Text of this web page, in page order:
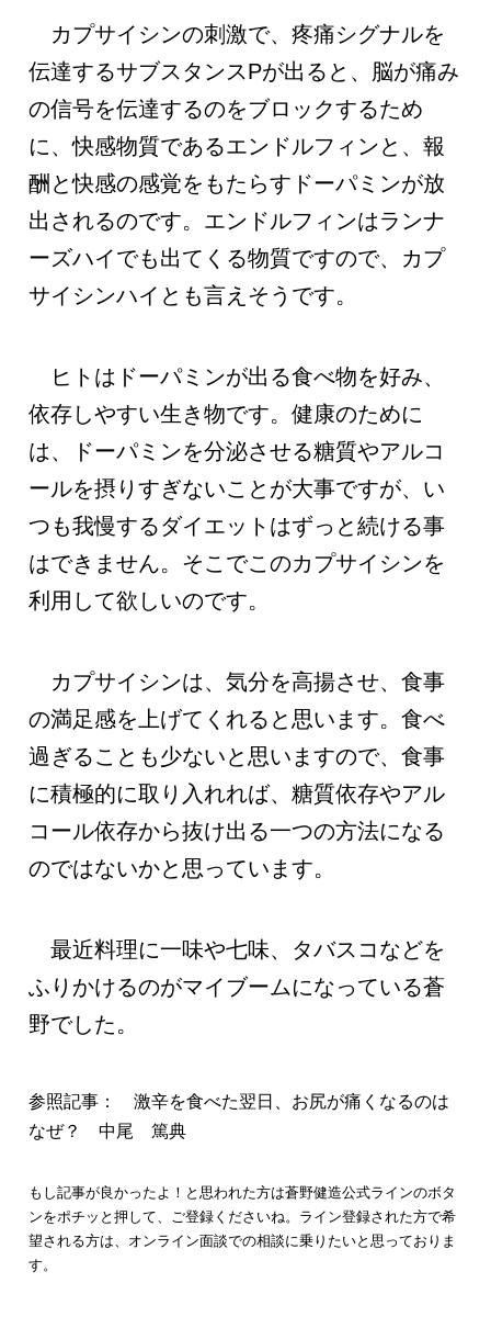
カプサイシンの刺激で、疼痛シグナルを
伝達するサブスタンスPが出ると、脳が痛み
の信号を伝達するのをブロックするため
に、快感物質であるエンドルフィンと、報
酬と快感の感覚をもたらすドーパミンが放
出されるのです。エンドルフィンはランナ
ーズハイでも出てくる物質ですので、カプ
サイシンハイとも言えそうです。
ヒトはドーパミンが出る食べ物を好み、
依存しやすい生き物です。健康のために
は、ドーパミンを分泌させる糖質やアルコ
ールを摂りすぎないことが大事ですが、い
つも我慢するダイエットはずっと続ける事
はできません。そこでこのカプサイシンを
利用して欲しいのです。
カプサイシンは、気分を高揚させ、食事
の満足感を上げてくれると思います。食べ
過ぎることも少ないと思いますので、食事
に積極的に取り入れれば、糖質依存やアル
コール依存から抜け出る一つの方法になる
のではないかと思っています。
最近料理に一味や七味、タバスコなどを
ふりかけるのがマイブームになっている蒼
野でした。
参照記事： 激辛を食べた翌日、お尻が痛くなるのは
なぜ？ 中尾 篤典
もし記事が良かったよ！と思われた方は蒼野健造公式ラインのボタ
ンをポチッと押して、ご登録くださいね。ライン登録された方で希
望される方は、オンライン面談での相談に乗りたいと思っておりま
す。